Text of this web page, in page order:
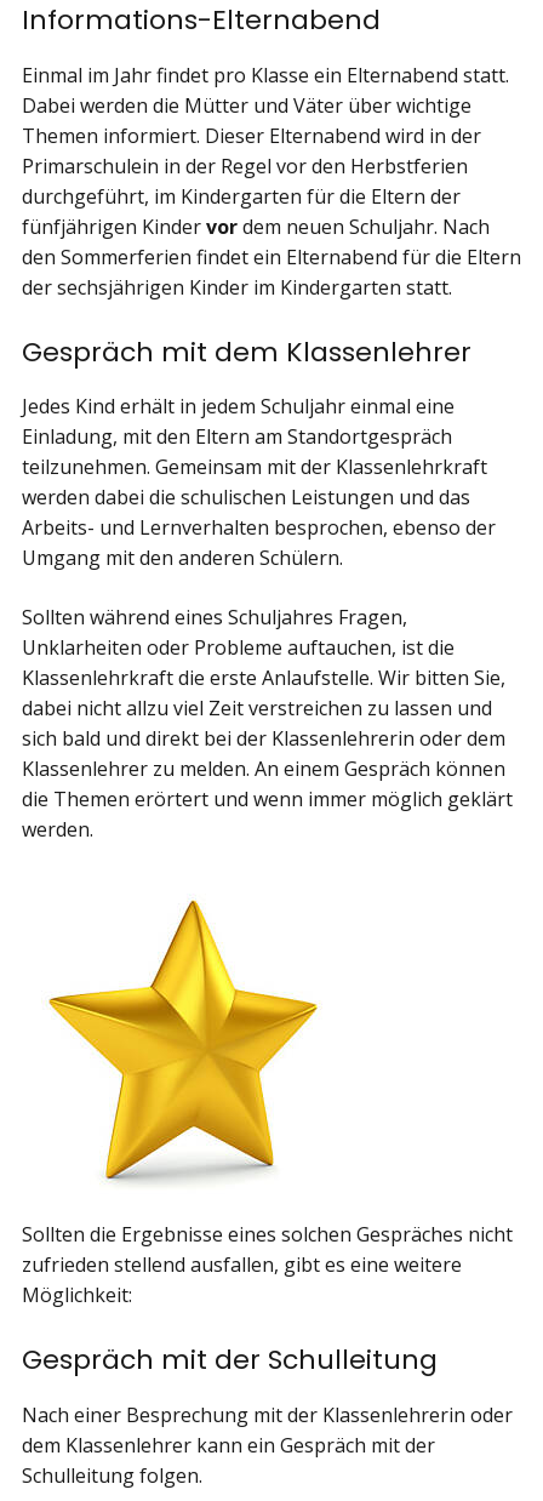
Informations-Elternabend
Einmal im Jahr findet pro Klasse ein Elternabend statt.
Dabei werden die Mütter und Väter über wichtige
Themen informiert. Dieser Elternabend wird in der
Primarschulein in der Regel vor den Herbstferien
durchgeführt, im Kindergarten für die Eltern der
fünfjährigen Kindervordem neuen Schuljahr. Nach
den Sommerferien findet ein Elternabend für die Eltern
der sechsjährigen Kinder im Kindergarten statt.
Gespräch mit dem Klassenlehrer
Jedes Kind erhält in jedem Schuljahr einmal eine
Einladung, mit den Eltern am Standortgespräch
teilzunehmen. Gemeinsam mit der Klassenlehrkraft
werden dabei die schulischen Leistungen und das
Arbeits- und Lernverhalten besprochen, ebenso der
Umgang mit den anderen Schülern.
Sollten während eines Schuljahres Fragen,
Unklarheiten oder Probleme auftauchen, ist die
Klassenlehrkraft die erste Anlaufstelle. Wir bitten Sie,
dabei nicht allzu viel Zeit verstreichen zu lassen und
sich bald und direkt bei der Klassenlehrerin oder dem
Klassenlehrer zu melden. An einem Gespräch können
die Themen erörtert und wenn immer möglich geklärt
werden.
Sollten die Ergebnisse eines solchen Gespräches nicht
zufrieden stellend ausfallen, gibt es eine weitere
Möglichkeit:
Gespräch mit der Schulleitung
Nach einer Besprechung mit der Klassenlehrerin oder
dem Klassenlehrer kann ein Gespräch mit der
Schulleitung folgen.